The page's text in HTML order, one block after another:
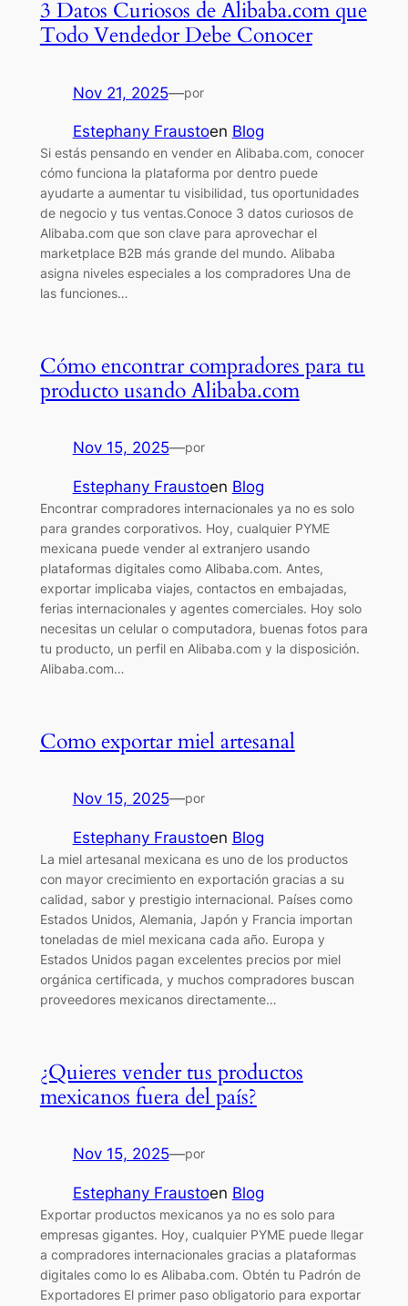
3 Datos Curiosos de Alibaba.com que
Todo Vendedor Debe Conocer
Nov 21, 2025—por
Estephany Fraustoen Blog
Si estás pensando en vender en Alibaba.com, conocer
cómo funciona la plataforma por dentro puede
ayudarte a aumentar tu visibilidad, tus oportunidades
de negocio y tus ventas.Conoce 3 datos curiosos de
Alibaba.com que son clave para aprovechar el
marketplace B2B más grande del mundo. Alibaba
asigna niveles especiales a los compradores Una de
las funciones…
Cómo encontrar compradores para tu
producto usando Alibaba.com
Nov 15, 2025—por
Estephany Fraustoen Blog
Encontrar compradores internacionales ya no es solo
para grandes corporativos. Hoy, cualquier PYME
mexicana puede vender al extranjero usando
plataformas digitales como Alibaba.com. Antes,
exportar implicaba viajes, contactos en embajadas,
ferias internacionales y agentes comerciales. Hoy solo
necesitas un celular o computadora, buenas fotos para
tu producto, un perfil en Alibaba.com y la disposición.
Alibaba.com…
Como exportar miel artesanal
Nov 15, 2025—por
Estephany Fraustoen Blog
La miel artesanal mexicana es uno de los productos
con mayor crecimiento en exportación gracias a su
calidad, sabor y prestigio internacional. Países como
Estados Unidos, Alemania, Japón y Francia importan
toneladas de miel mexicana cada año. Europa y
Estados Unidos pagan excelentes precios por miel
orgánica certificada, y muchos compradores buscan
proveedores mexicanos directamente…
¿Quieres vender tus productos
mexicanos fuera del país?
Nov 15, 2025—por
Estephany Fraustoen Blog
Exportar productos mexicanos ya no es solo para
empresas gigantes. Hoy, cualquier PYME puede llegar
a compradores internacionales gracias a plataformas
digitales como lo es Alibaba.com. Obtén tu Padrón de
Exportadores El primer paso obligatorio para exportar